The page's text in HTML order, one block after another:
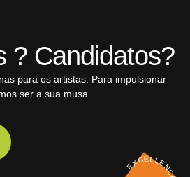
? Candidatos?
para os artistas. Para impulsionar
ser a sua musa.